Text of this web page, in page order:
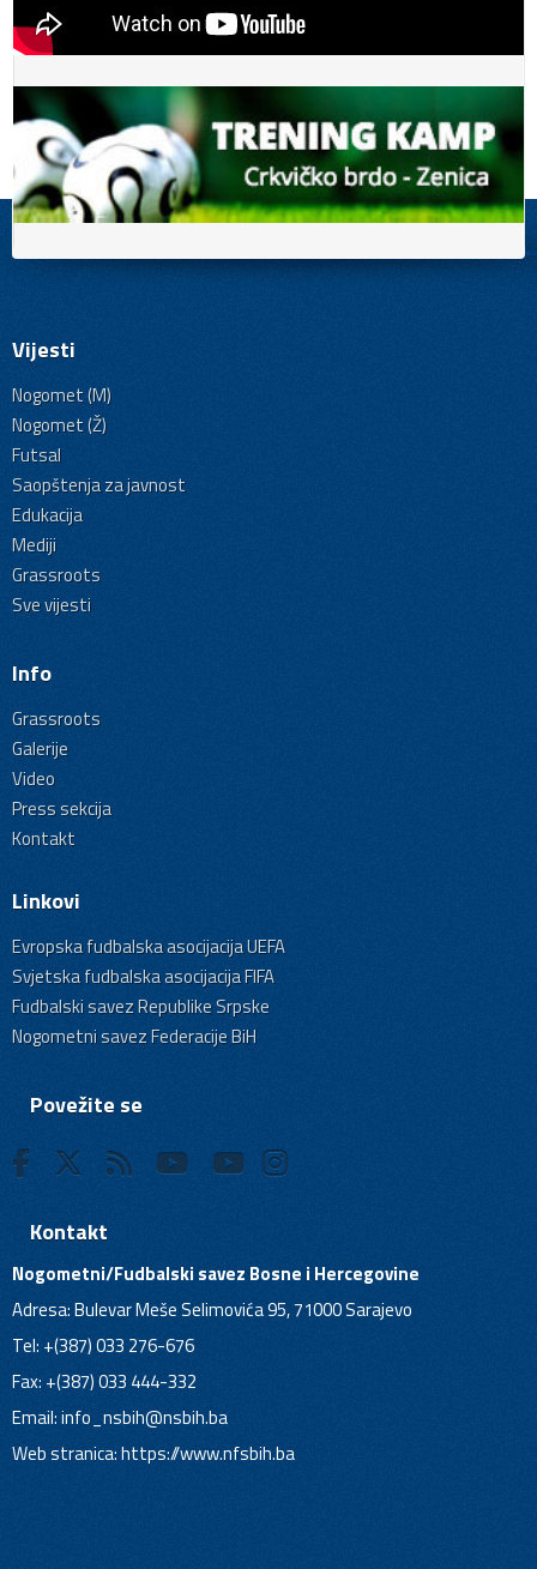
Vijesti
Nogomet (M)
Nogomet (Ž)
Futsal
Saopštenja za javnost
Edukacija
Mediji
Grassroots
Sve vijesti
Info
Grassroots
Galerije
Video
Press sekcija
Kontakt
Linkovi
Evropska fudbalska asocijacija UEFA
Svjetska fudbalska asocijacija FIFA
Fudbalski savez Republike Srpske
Nogometni savez Federacije BiH
Povežite se
Kontakt
Nogometni/Fudbalski savez Bosne i Hercegovine
Adresa: Bulevar Meše Selimovića 95, 71000 Sarajevo
Tel: +(387) 033 276-676
Fax: +(387) 033 444-332
Email:info_nsbih@nsbih.ba
Web stranica: https://www.nfsbih.ba